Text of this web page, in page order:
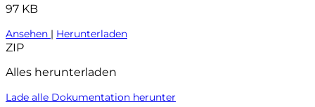
97 KB
Ansehen | Herunterladen
ZIP
Alles herunterladen
Lade alle Dokumentation herunter